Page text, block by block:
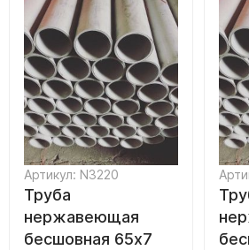
Артикул: N3220
Труба
нержавеющая
бесшовная 65х7